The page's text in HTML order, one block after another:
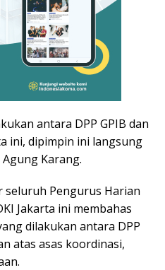
antara DPP GPIB dan
ini, dipimpin ini langsung
Karang.
seluruh Pengurus Harian
Jakarta ini membahas
dilakukan antara DPP
atas asas koordinasi,